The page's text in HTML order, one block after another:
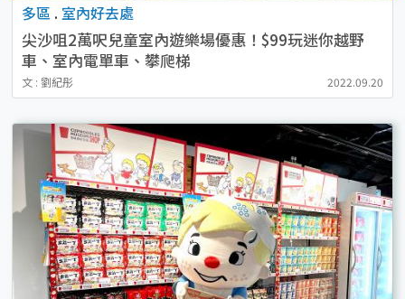
多區 . 室內好去處
尖沙咀2萬呎兒童室內遊樂場優惠！$99玩迷你越野
車、室內電單車、攀爬梯
文 : 劉紀彤 2022.09.20